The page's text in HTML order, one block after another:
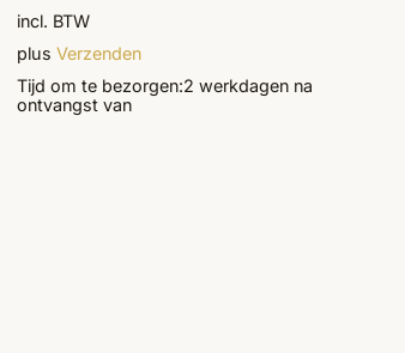
incl. BTW
plus Verzenden
Tijd om te bezorgen:2 werkdagen na
ontvangst van